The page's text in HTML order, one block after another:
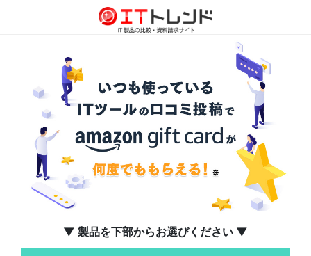
▼ 製品を下部からお選びください ▼